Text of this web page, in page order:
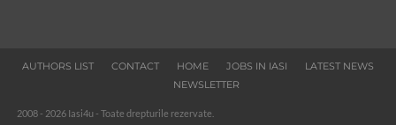
AUTHORS LIST CONTACT HOME JOBS IN IASI
LATEST NEWS
NEWSLETTER
2008 - 2026 Iasi4u - Toate drepturile rezervate.